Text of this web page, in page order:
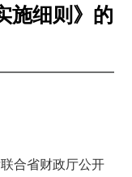
施细则》的
合省财政厅公开